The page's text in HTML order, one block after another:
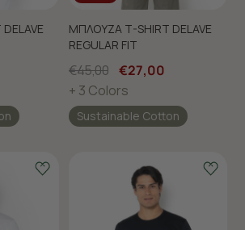
ΜΠΛΟΥΖΑ T-SHIRT DELAVE
REGULAR FIT
€45,00 €27,00
+ 3 Colors
Sustainable Cotton